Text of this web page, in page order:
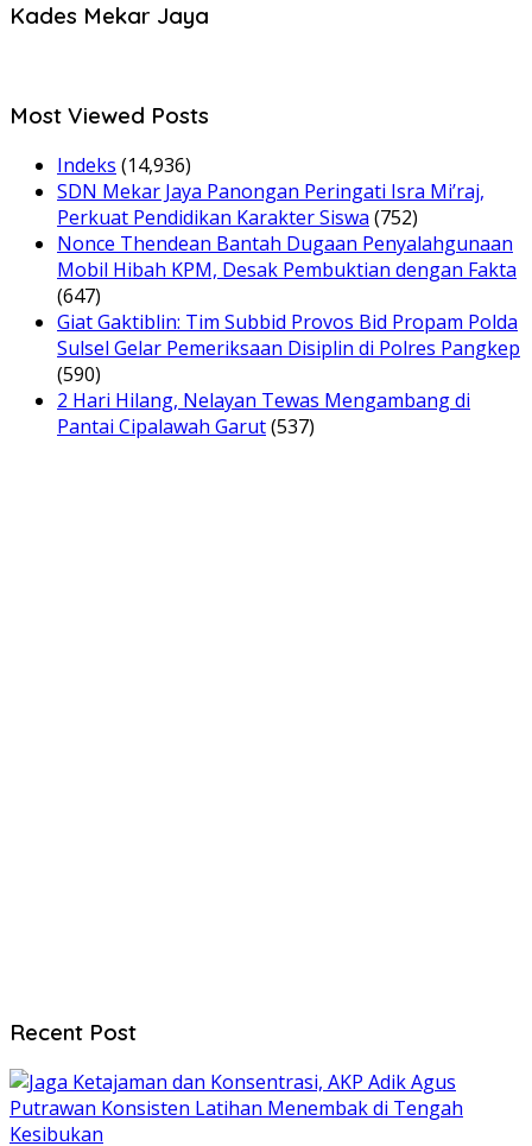
Kades Mekar Jaya
Most Viewed Posts
Indeks (14,936)
SDN Mekar Jaya Panongan Peringati Isra Mi’raj,
Perkuat Pendidikan Karakter Siswa (752)
Nonce Thendean Bantah Dugaan Penyalahgunaan
Mobil Hibah KPM, Desak Pembuktian dengan Fakta
(647)
Giat Gaktiblin: Tim Subbid Provos Bid Propam Polda
Sulsel Gelar Pemeriksaan Disiplin di Polres Pangkep
(590)
2 Hari Hilang, Nelayan Tewas Mengambang di
Pantai Cipalawah Garut(537)
Recent Post